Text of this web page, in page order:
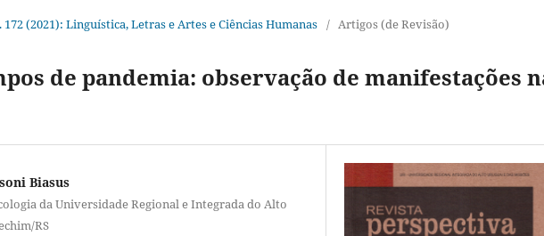
172 (2021): Linguística, Letras e Artes e Ciências Humanas / Artigos (de Revisão)
de pandemia: observação de manifestações
Biasus
da Universidade Regional e Integrada do Alto
RS